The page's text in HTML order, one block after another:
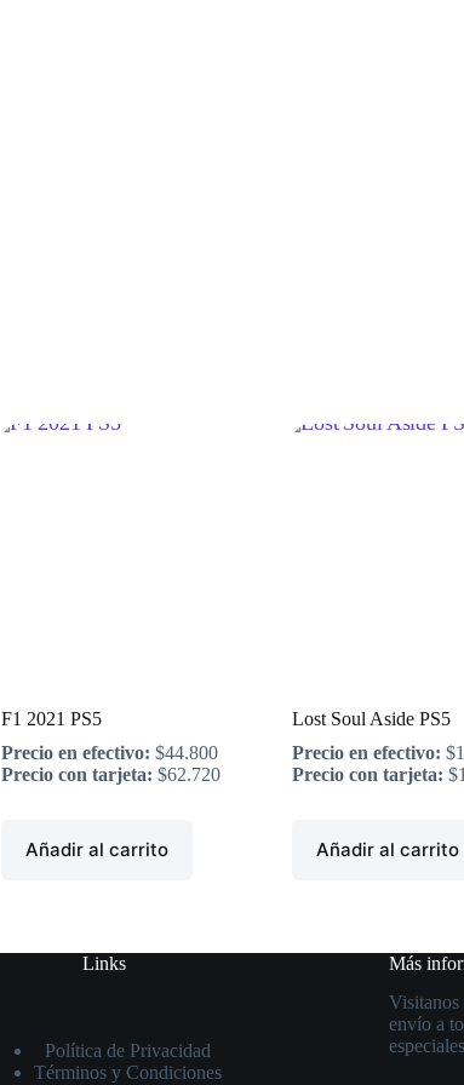
F1 2021 PS5
Precio en efectivo: $44.800
Precio con tarjeta: $62.720
Añadir al carrito
Lost Soul Aside PS5
Precio en efectivo: $
Precio con tarjeta: $
Añadir al carrito
Links
Política de Privacidad
Términos y Condiciones
Más
Visitanos
envío a